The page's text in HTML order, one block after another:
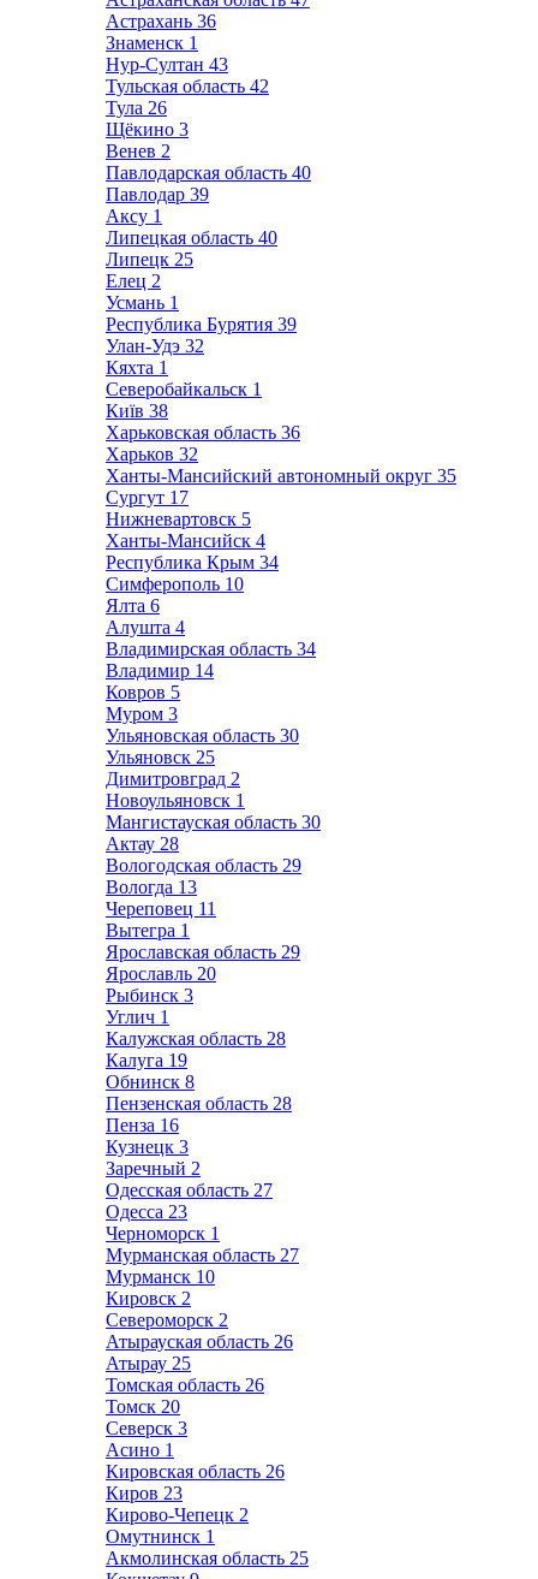
Астрахань 36
Знаменск 1
Нур-Султан 43
Тульская область 42
Тула 26
Щёкино 3
Венев 2
Павлодарская область 40
Павлодар 39
Аксу 1
Липецкая область 40
Липецк 25
Елец 2
Усмань 1
Республика Бурятия 39
Улан-Удэ 32
Кяхта 1
Северобайкальск 1
Київ 38
Харьковская область 36
Харьков 32
Ханты-Мансийский автономный округ 35
Сургут 17
Нижневартовск 5
Ханты-Мансийск 4
Республика Крым 34
Симферополь 10
Ялта 6
Алушта 4
Владимирская область 34
Владимир 14
Ковров 5
Муром 3
Ульяновская область 30
Ульяновск 25
Димитровград 2
Новоульяновск 1
Мангистауская область 30
Актау 28
Вологодская область 29
Вологда 13
Череповец 11
Вытегра 1
Ярославская область 29
Ярославль 20
Рыбинск 3
Углич 1
Калужская область 28
Калуга 19
Обнинск 8
Пензенская область 28
Пенза 16
Кузнецк 3
Заречный 2
Одесская область 27
Одесса 23
Черноморск 1
Мурманская область 27
Мурманск 10
Кировск 2
Североморск 2
Атырауская область 26
Атырау 25
Томская область 26
Томск 20
Северск 3
Асино 1
Кировская область 26
Киров 23
Кирово-Чепецк 2
Омутнинск 1
Акмолинская область 25